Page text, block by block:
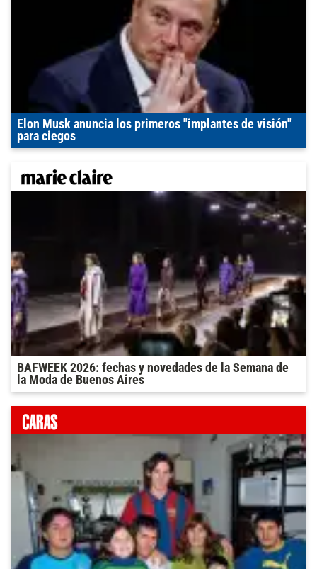
Elon Musk anuncia los primeros "implantes de visión"
para ciegos
BAFWEEK 2026: fechas y novedades de la Semana de
la Moda de Buenos Aires